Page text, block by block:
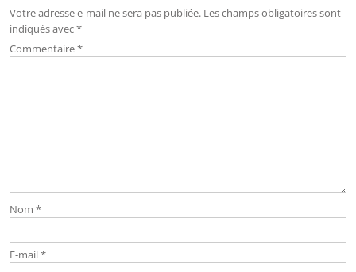
Votre adresse e-mail ne sera pas publiée. Les champs obligatoires sont
indiqués avec*
Commentaire*
Nom *
E-mail*